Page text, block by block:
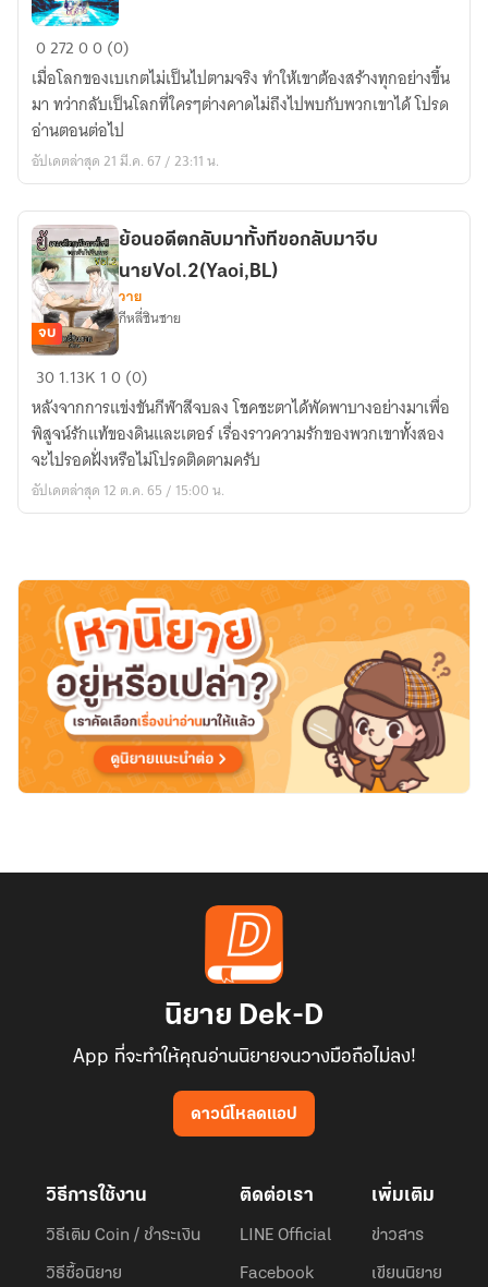
Erulite
lit
มหันตภัย
โลก
เนรมิต
027200 (0)
เมื่อโลกของเบเกตไม่เป็นไปตามจริง ทำให้เขาต้องสร้างทุกอย่างขึ้น
มา ทว่ากลับเป็นโลกที่ใครๆต่างคาดไม่ถึงไปพบกับพวกเขาได้ โปรด
อ่านตอนต่อไป
อัปเดตล่าสุด 21 มี.ค. 67 / 23:11 น.
ย้อน
อดีต
กลับ
มา
ทั้งที
ขอก
จีบ
นายVol.2(Yaoi,BL)
จบ
ย้อนอดีตกลับมาทั้งทีขอกลับมาจีบ
นายVol.2(Yaoi,BL)
วาย
กีหลี่ชินชาย
301.13K 10 (0)
หลังจากการแข่งขันกีฬาสีจบลง โชคชะตาได้พัดพาบางอย่างมาเพื่อ
พิสูจน์รักแท้ของดินและเตอร์ เรื่องราวความรักของพวกเขาทั้งสอง
จะไปรอดฝั่งหรือไม่โปรดติดตามครับ
อัปเดตล่าสุด 12 ต.ค. 65 / 15:00 น.
นิยาย Dek-D
App ที่จะทำให้คุณอ่านนิยายจนวางมือถือไม่ลง!
ดาวน์โหลดแอป
วิธีการใช้งาน
วิธีเติม Coin / ชำระเงิน
วิธีซื้อนิยาย
ติดต่อเรา
LINE Official
Facebook
เพิ่มเติม
ข่าวสาร
เขียนนิยาย